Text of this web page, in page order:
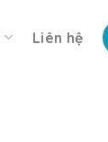
Liên hệ